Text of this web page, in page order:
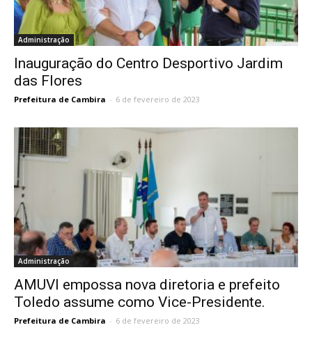
Administração
Inauguração do Centro Desportivo Jardim
das Flores
Prefeitura de Cambira - 6 de fevereiro de 2023
Administração
AMUVI empossa nova diretoria e prefeito
Toledo assume como Vice-Presidente.
Prefeitura de Cambira - 6 de fevereiro de 2023